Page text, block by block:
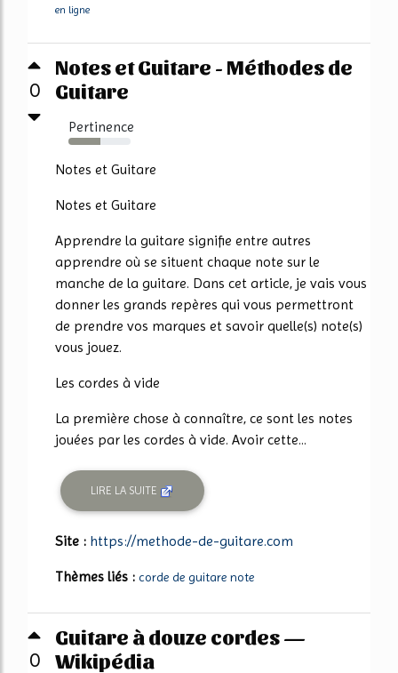
en ligne
0
Notes et Guitare - Méthodes de
Guitare
Pertinence
51%
Notes et Guitare
Notes et Guitare
Apprendre la guitare signifie entre autres
apprendre où se situent chaque note sur le
manche de la guitare. Dans cet article, je vais vous
donner les grands repères qui vous permettront
de prendre vos marques et savoir quelle(s) note(s)
vous jouez.
Les cordes à vide
La première chose à connaître, ce sont les notes
jouées par les cordes à vide. Avoir cette...
LIRE LA SUITE
Site : https://methode-de-guitare.com
Thèmes liés : corde de guitare note
0
Guitare à douze cordes —
Wikipédia